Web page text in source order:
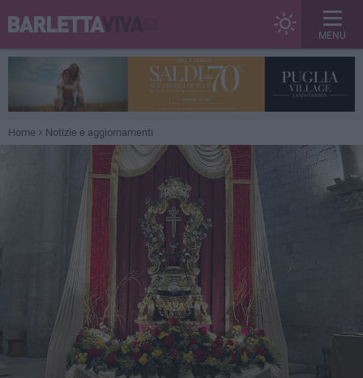
MENU
Home Notizie e aggiornamenti